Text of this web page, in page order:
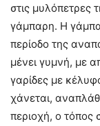
στις μυλόπετρες
γάμπαρη. Η
περίοδο της
μένει γυμνή, με
γαρίδες με
χάνεται,
περιοχή, ο